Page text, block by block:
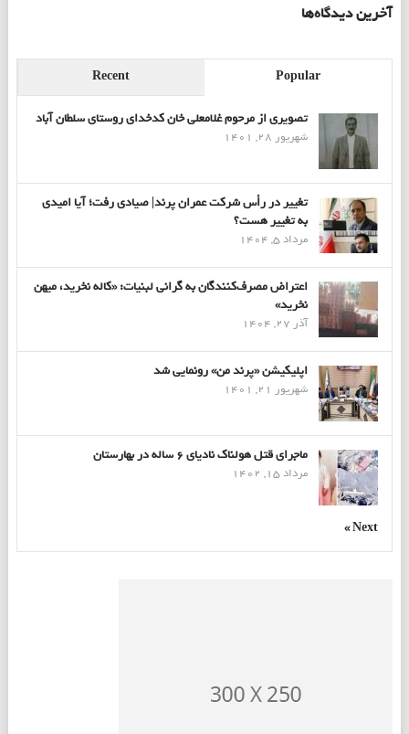
آخرین دیدگاه‌ها
Popular
Recent
تصویری از مرحوم غلامعلی خان کدخدای روستای سلطان آباد
شهریور 28, 1401
تغییر در رأس شرکت عمران پرند| صیادی رفت؛ آیا امیدی
به تغییر هست؟
مرداد 5, 1404
اعتراض مصرف‌کنندگان به گرانی لبنیات: «کاله نخرید، میهن
نخرید»
آذر 27, 1404
اپلیکیشن «پرند من» رونمایی شد
شهریور 21, 1401
ماجرای قتل هولناک نادیای ۶ ساله در بهارستان
مرداد 15, 1402
Next »